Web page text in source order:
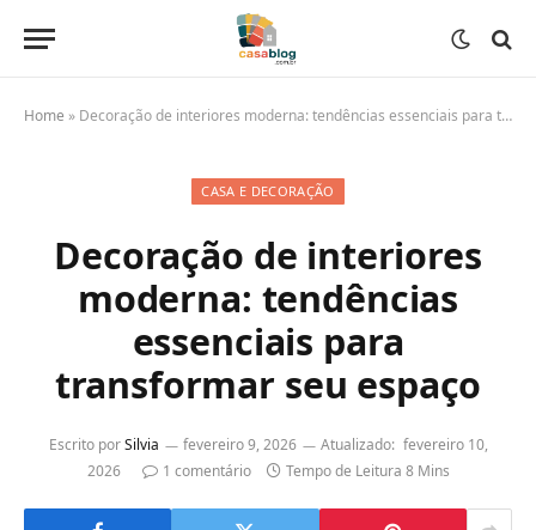
Home » Decoração de interiores moderna: tendências essenciais para transformar seu espaço
CASA E DECORAÇÃO
Decoração de interiores
moderna: tendências
essenciais para
transformar seu espaço
Escrito por Silvia fevereiro 9, 2026 Atualizado: fevereiro 10,
2026
1 comentário Tempo de Leitura 8 Mins